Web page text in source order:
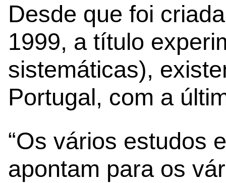
Desde que foi
1999, a título
sistemáticas),
Portugal, com a
“Os vários estudos
apontam para os